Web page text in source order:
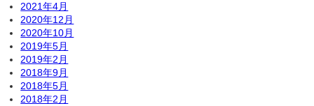
2021年4月
2020年12月
2020年10月
2019年5月
2019年2月
2018年9月
2018年5月
2018年2月